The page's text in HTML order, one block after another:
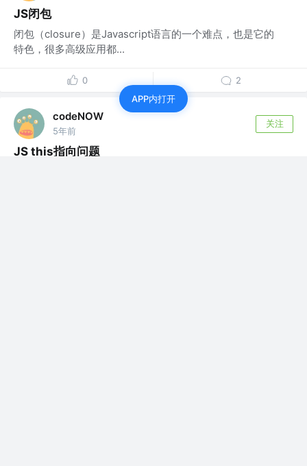
JS闭包
闭包（closure）是Javascript语言的一个难点，也是它的
特色，很多高级应用都...
0 2
codeNOW
5年前
关注
JS this指向问题
APP内打开